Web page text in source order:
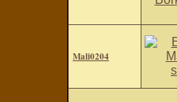
Mali0204